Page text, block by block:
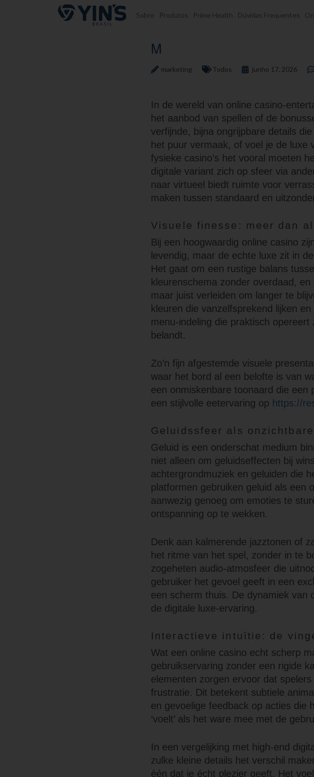
Pular para o conteúdo Sobre Produtos Prime Health Dúvidas Frequentes
M
marketing Todos junho 17, 2026
In de wereld van online casino-
het aanbod van spellen of de
verfijnde, bijna ongrijpbare details
het puur vermaak, of voel je de luxe
fysieke casino’s het vooral moeten
digitale variant zich op sfeer via
naar virtueel biedt ruimte voor
maken tussen standaard en
Visuele finesse: meer dan
Bij een hoogwaardig online casino
levendig, maar de echte luxe zit in
Het gaat om een rustige balans
kleurenschema zonder overdaad,
maar juist verleiden om langer te
kleuren die vanzelfsprekend lijken
menu-indeling die praktisch
belandt.
Zo’n fijn afgestemde visuele
waar het bord al een belofte is van
een onmiskenbare toonaard die
een stijlvolle eetervaring op https://
Geluidssfeer als
Geluid is een onderschat medium
niet alleen om geluidseffecten bij
achtergrondmuziek en geluiden die
platformen gebruiken geluid als een
aanwezig genoeg om emoties te
ontspanning op te wekken.
Denk aan kalmerende jazztonen of
het ritme van het spel, zonder in te
zogeheten audio-atmosfeer die
gebruiker het gevoel geeft in een
een scherm thuis. De dynamiek van
de digitale luxe-ervaring.
Interactieve intuïtie: de
Wat een online casino echt scherp
gebruikservaring zonder een rigide
elementen zorgen ervoor dat
frustratie. Dit betekent subtiele
en gevoelige feedback op acties die
‘voelt’ als het ware mee met de
In een vergelijking met high-end
zulke kleine details het verschil
één dat je écht plezier geeft. Het